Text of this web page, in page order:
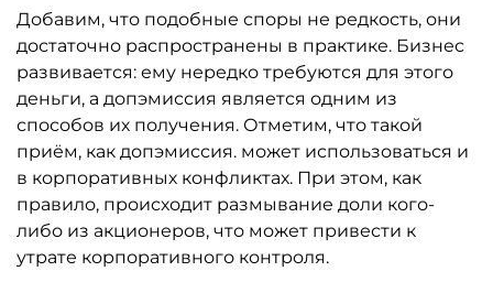
Добавим, что подобные споры не редкость, они
достаточно распространены в практике. Бизнес
развивается: ему нередко требуются для этого
деньги, а допэмиссия является одним из
способов их получения. Отметим, что такой
приём, как допэмиссия. может использоваться и
в корпоративных конфликтах. При этом, как
правило, происходит размывание доли кого-
либо из акционеров, что может привести к
утрате корпоративного контроля.